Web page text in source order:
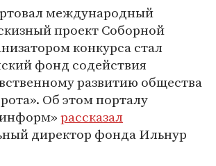
международный
проект Соборной
конкурса стал
фонд содействия
развитию общества
Об этом порталу
рассказал
директор фонда Ильнур